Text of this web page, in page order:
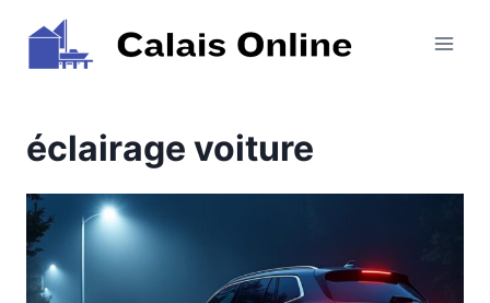
contenu
éclairage voiture